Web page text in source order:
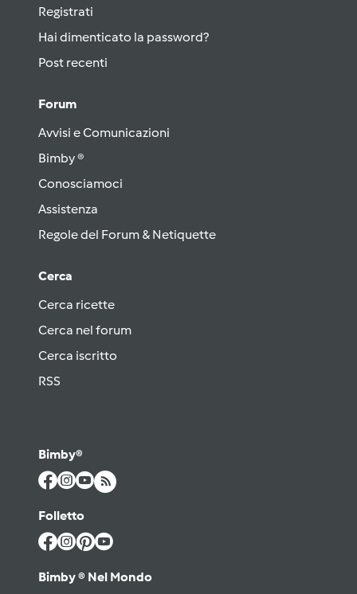
Registrati
Hai dimenticato la password?
Post recenti
Forum
Avvisi e Comunicazioni
Bimby ®
Conosciamoci
Assistenza
Regole del Forum & Netiquette
Cerca
Cerca ricette
Cerca nel forum
Cerca iscritto
RSS
Bimby®
Folletto
Bimby ® Nel Mondo